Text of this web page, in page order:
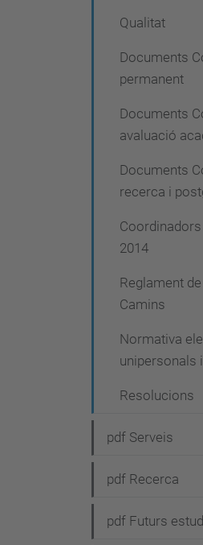
Qualitat
Documents
permanent
Documents
avaluació
Documents
recerca i
2014
Reglament
Camins
Normativa
unipersonals
Resolucions
pdf Serveis
pdf Recerca
pdf Futurs